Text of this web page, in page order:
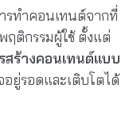
รทำคอนเทนต์จากที่
ฤติกรรมผู้ใช้ ตั้งแต่
สร้างคอนเทนต์แบบ
อยู่รอดและเติบโตได้